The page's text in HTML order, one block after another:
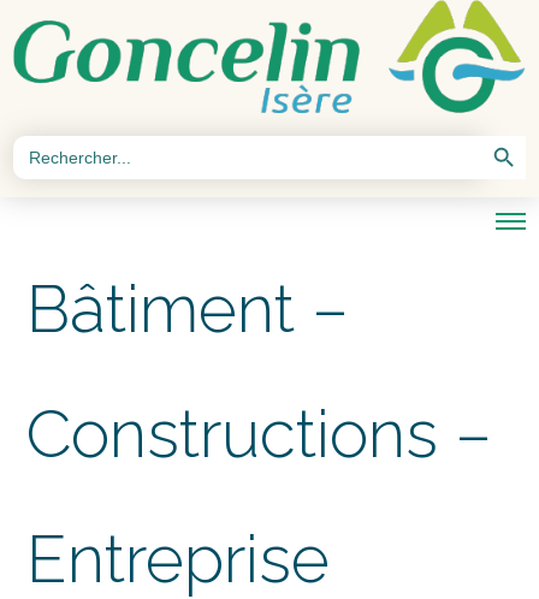
Search
for:
Search Button
Bâtiment –
Constructions –
Entreprise